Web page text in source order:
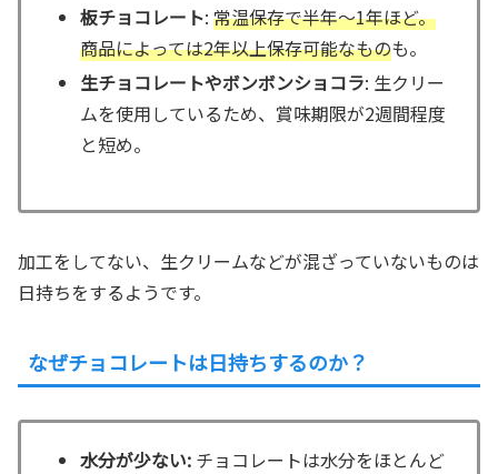
板チョコレート:常温保存で半年～1年ほど。
商品によっては2年以上保存可能なものも。
生チョコレートやボンボンショコラ: 生クリー
ムを使用しているため、賞味期限が2週間程度
と短め。
加工をしてない、生クリームなどが混ざっていないものは
日持ちをするようです。
なぜチョコレートは日持ちするのか？
水分が少ない: チョコレートは水分をほとんど